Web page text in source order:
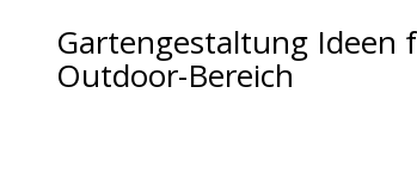
Gartengestaltung
Outdoor-Bereich